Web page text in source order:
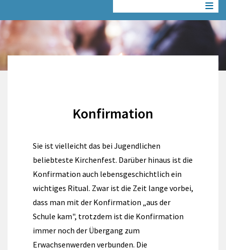
Konfirmation
Sie ist vielleicht das bei Jugendlichen
beliebteste Kirchenfest. Darüber hinaus ist die
Konfirmation auch lebensgeschichtlich ein
wichtiges Ritual. Zwar ist die Zeit lange vorbei,
dass man mit der Konfirmation „aus der
Schule kam", trotzdem ist die Konfirmation
immer noch der Übergang zum
Erwachsenwerden verbunden. Die